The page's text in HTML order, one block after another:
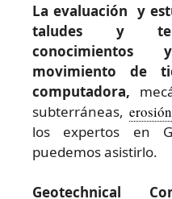
La evaluación y
taludes y
movimiento de
computadora,
subterráneas,erosión
los expertos en
puedemos asistirlo.
Geotechnical